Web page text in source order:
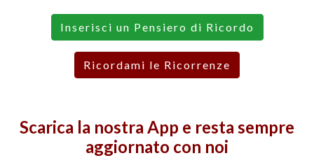
Inserisci un Pensiero di Ricordo
Ricordami le Ricorrenze
Scarica la nostra App e resta sempre
aggiornato con noi